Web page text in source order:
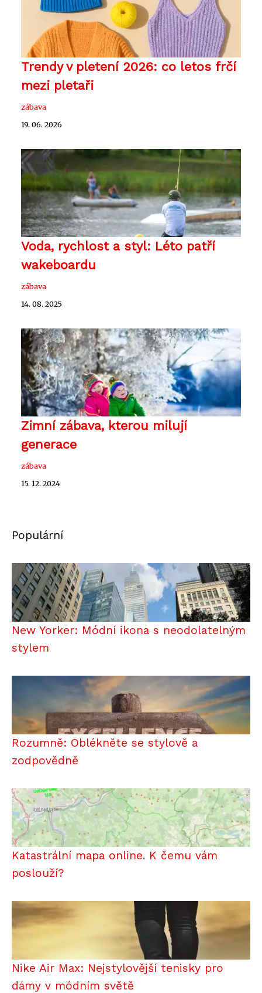
Trendy v pletení 2026: co letos frčí
mezi pletaři
zábava
19. 06. 2026
Voda, rychlost a styl: Léto patří
wakeboardu
zábava
14. 08. 2025
Zimní zábava, kterou milují
generace
zábava
15. 12. 2024
Populární
New Yorker: Módní ikona s neodolatelným
stylem
Rozumně: Oblékněte se stylově a
zodpovědně
Katastrální mapa online. K čemu vám
poslouží?
Nike Air Max: Nejstylovější tenisky pro
dámy v módním světě